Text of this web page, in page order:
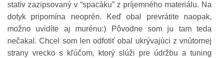
statív zazipsovaný v “spacáku” z príjemného materiálu. Na
dotyk pripomína neoprén. Keď obal prevrátite naopak,
možno uvidíte aj murénu:) Pôvodne som ju tam teda
nečakal. Chcel som len odfotiť obal ukrývajúci z vnútornej
strany vrecko s kľúčom, ktorý slúži pre údržbu a tuning